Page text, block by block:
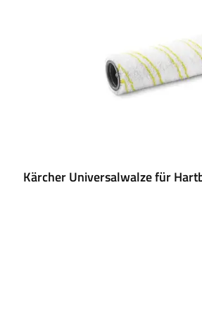
Kärcher Universalwalze für